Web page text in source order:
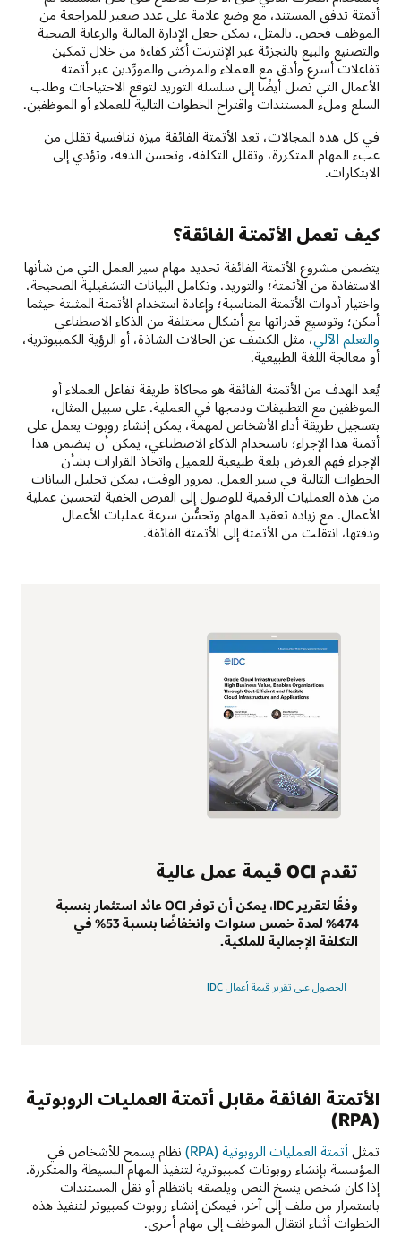
أتمتة تدفق المستند، مع وضع علامة على عدد صغير للمراجعة من
الموظف فحص. بالمثل، يمكن جعل الإدارة المالية والرعاية الصحية
والتصنيع والبيع بالتجزئة عبر الإنترنت أكثر كفاءة من خلال تمكين
تفاعلات أسرع وأدق مع العملاء والمرضى والمورِّدين عبر أتمتة
الأعمال التي تصل أيضًا إلى سلسلة التوريد لتوقع الاحتياجات وطلب
السلع وملء المستندات واقتراح الخطوات التالية للعملاء أو الموظفين.
في كل هذه المجالات، تعد الأتمتة الفائقة ميزة تنافسية تقلل من
عبء المهام المتكررة، وتقلل التكلفة، وتحسن الدقة، وتؤدي إلى
الابتكارات.
كيف تعمل الأتمتة الفائقة؟
يتضمن مشروع الأتمتة الفائقة تحديد مهام سير العمل التي من شأنها
الاستفادة من الأتمتة؛ والتوريد، وتكامل البيانات التشغيلية الصحيحة،
واختيار أدوات الأتمتة المناسبة؛ وإعادة استخدام الأتمتة المثبتة حيثما
أمكن؛ وتوسيع قدراتها مع أشكال مختلفة من الذكاء الاصطناعي
والتعلم الآلي، مثل الكشف عن الحالات الشاذة، أو الرؤية الكمبيوترية،
أو معالجة اللغة الطبيعية.
يُعد الهدف من الأتمتة الفائقة هو محاكاة طريقة تفاعل العملاء أو
الموظفين مع التطبيقات ودمجها في العملية. على سبيل المثال،
بتسجيل طريقة أداء الأشخاص لمهمة، يمكن إنشاء روبوت يعمل على
أتمتة هذا الإجراء؛ باستخدام الذكاء الاصطناعي، يمكن أن يتضمن هذا
الإجراء فهم الغرض بلغة طبيعية للعميل واتخاذ القرارات بشأن
الخطوات التالية في سير العمل. بمرور الوقت، يمكن تحليل البيانات
من هذه العمليات الرقمية للوصول إلى الفرص الخفية لتحسين عملية
الأعمال. مع زيادة تعقيد المهام وتحسُّن سرعة عمليات الأعمال
ودقتها، انتقلت من الأتمتة إلى الأتمتة الفائقة.
تقدم OCI قيمة عمل عالية
وفقًا لتقرير IDC، يمكن أن توفر OCI عائد استثمار بنسبة
474% لمدة خمس سنوات وانخفاضًا بنسبة 53% في
التكلفة الإجمالية للملكية.
الحصول على تقرير قيمة أعمال IDC
الأتمتة الفائقة مقابل أتمتة العمليات الروبوتية
(RPA)
تمثل أتمتة العمليات الروبوتية (RPA)
نظام يسمح للأشخاص في
المؤسسة بإنشاء روبوتات كمبيوترية لتنفيذ المهام البسيطة والمتكررة.
إذا كان شخص ينسخ النص ويلصقه بانتظام أو نقل المستندات
باستمرار من ملف إلى آخر، فيمكن إنشاء روبوت كمبيوتر لتنفيذ هذه
الخطوات أثناء انتقال الموظف إلى مهام أخرى.